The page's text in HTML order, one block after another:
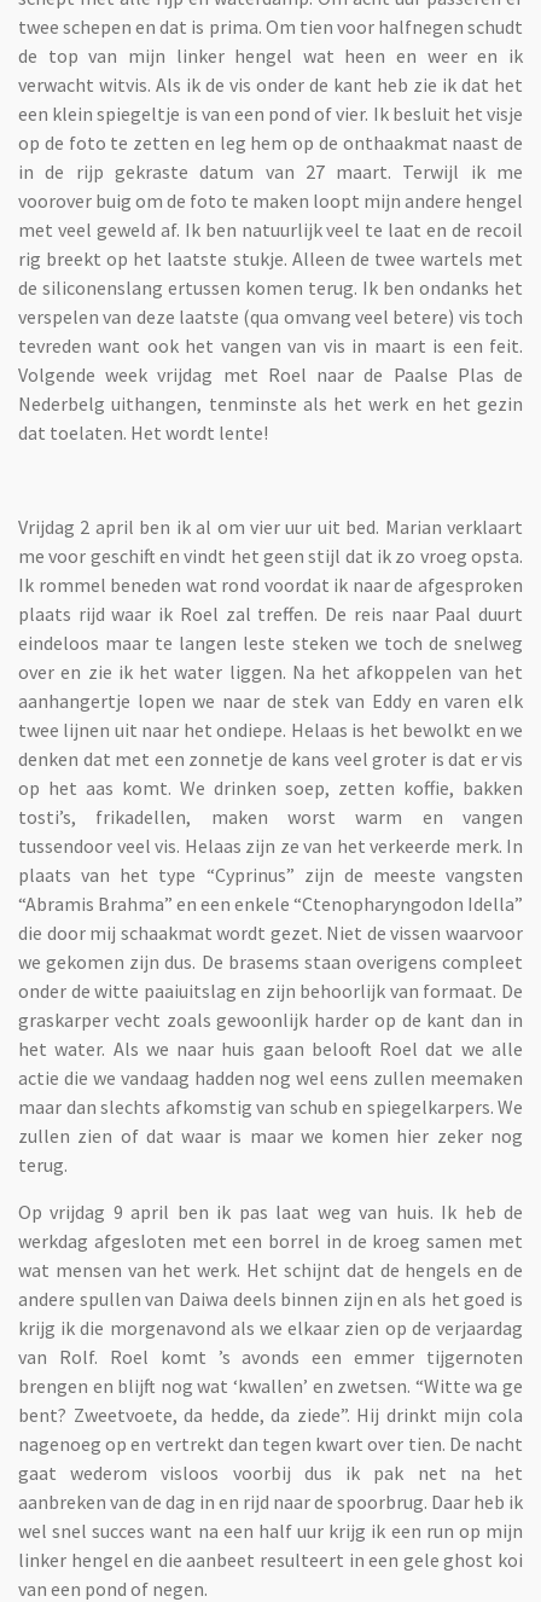
twee schepen en dat is prima. Om tien voor halfnegen schudt
de top van mijn linker hengel wat heen en weer en ik
verwacht witvis. Als ik de vis onder de kant heb zie ik dat het
een klein spiegeltje is van een pond of vier. Ik besluit het visje
op de foto te zetten en leg hem op de onthaakmat naast de
in de rijp gekraste datum van 27 maart. Terwijl ik me
voorover buig om de foto te maken loopt mijn andere hengel
met veel geweld af. Ik ben natuurlijk veel te laat en de recoil
rig breekt op het laatste stukje. Alleen de twee wartels met
de siliconenslang ertussen komen terug. Ik ben ondanks het
verspelen van deze laatste (qua omvang veel betere) vis toch
tevreden want ook het vangen van vis in maart is een feit.
Volgende week vrijdag met Roel naar de Paalse Plas de
Nederbelg uithangen, tenminste als het werk en het gezin
dat toelaten. Het wordt lente!
Vrijdag 2 april ben ik al om vier uur uit bed. Marian verklaart
me voor geschift en vindt het geen stijl dat ik zo vroeg opsta.
Ik rommel beneden wat rond voordat ik naar de afgesproken
plaats rijd waar ik Roel zal treffen. De reis naar Paal duurt
eindeloos maar te langen leste steken we toch de snelweg
over en zie ik het water liggen. Na het afkoppelen van het
aanhangertje lopen we naar de stek van Eddy en varen elk
twee lijnen uit naar het ondiepe. Helaas is het bewolkt en we
denken dat met een zonnetje de kans veel groter is dat er vis
op het aas komt. We drinken soep, zetten koffie, bakken
tosti’s, frikadellen, maken worst warm en vangen
tussendoor veel vis. Helaas zijn ze van het verkeerde merk. In
plaats van het type “Cyprinus” zijn de meeste vangsten
“Abramis Brahma” en een enkele “Ctenopharyngodon Idella”
die door mij schaakmat wordt gezet. Niet de vissen waarvoor
we gekomen zijn dus. De brasems staan overigens compleet
onder de witte paaiuitslag en zijn behoorlijk van formaat. De
graskarper vecht zoals gewoonlijk harder op de kant dan in
het water. Als we naar huis gaan belooft Roel dat we alle
actie die we vandaag hadden nog wel eens zullen meemaken
maar dan slechts afkomstig van schub en spiegelkarpers. We
zullen zien of dat waar is maar we komen hier zeker nog
terug.
Op vrijdag 9 april ben ik pas laat weg van huis. Ik heb de
werkdag afgesloten met een borrel in de kroeg samen met
wat mensen van het werk. Het schijnt dat de hengels en de
andere spullen van Daiwa deels binnen zijn en als het goed is
krijg ik die morgenavond als we elkaar zien op de verjaardag
van Rolf. Roel komt ’s avonds een emmer tijgernoten
brengen en blijft nog wat ‘kwallen’ en zwetsen. “Witte wa ge
bent? Zweetvoete, da hedde, da ziede”. Hij drinkt mijn cola
nagenoeg op en vertrekt dan tegen kwart over tien. De nacht
gaat wederom visloos voorbij dus ik pak net na het
aanbreken van de dag in en rijd naar de spoorbrug. Daar heb ik
wel snel succes want na een half uur krijg ik een run op mijn
linker hengel en die aanbeet resulteert in een gele ghost koi
van een pond of negen.